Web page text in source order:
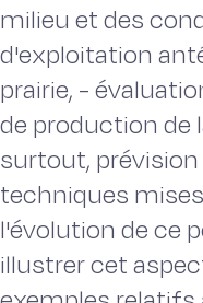
milieu et des
d'exploitation
prairie, -
de production de
surtout,
techniques mises
l'évolution de ce
illustrer cet